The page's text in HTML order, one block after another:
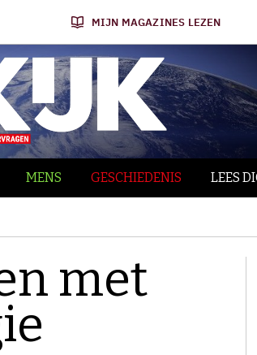
MIJN MAGAZINES LEZEN
MENS GESCHIEDENIS LEES
met